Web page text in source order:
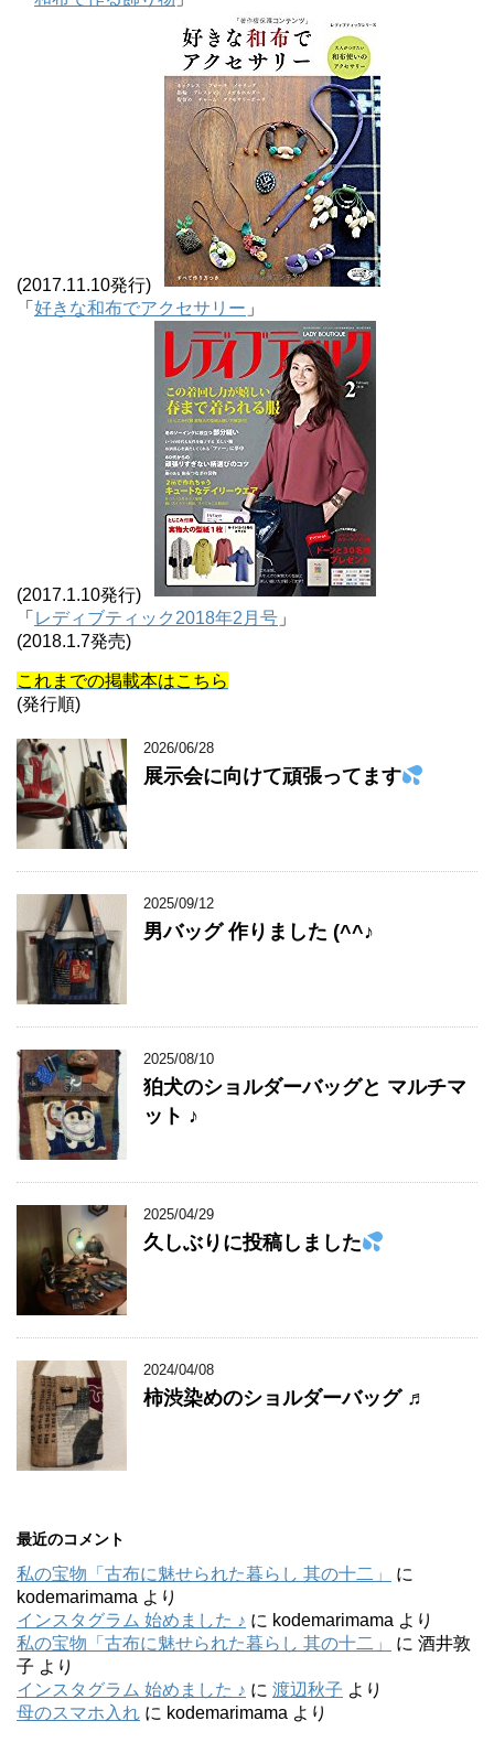
(2017.11.10発行)
「 好きな和布でアクセサリー 」
(2017.1.10発行)
「 レディブティック2018年2月号 」
(2018.1.7発売)
これまでの掲載本はこちら
(発行順)
2026/06/28
展示会に向けて頑張ってます
2025/09/12
男バッグ 作りました (^^♪
2025/08/10
狛犬のショルダーバッグと マルチマ
ット ♪
2025/04/29
久しぶりに投稿しました
2024/04/08
柿渋染めのショルダーバッグ ♬
最近のコメント
私の宝物「古布に魅せられた暮らし 其の十二」
に
kodemarimama より
インスタグラム 始めました ♪ に kodemarimama より
私の宝物「古布に魅せられた暮らし 其の十二」
に 酒井敦
子 より
インスタグラム 始めました ♪ に 渡辺秋子 より
母のスマホ入れ に kodemarimama より